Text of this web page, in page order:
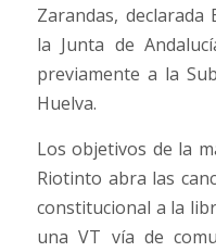
Zarandas,
la Junta de
previamente a la
Huelva.
Los objetivos de la
Riotinto abra las
constitucional a la
una VT vía de